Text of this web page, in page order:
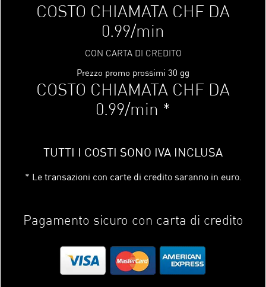
COSTO CHIAMATA CHF DA
0.99/min
CON CARTA DI CREDITO
Prezzo promo prossimi 30 gg
COSTO CHIAMATA CHF DA
0.99/min *
TUTTI I COSTI SONO IVA INCLUSA
* Le transazioni con carte di credito saranno in euro.
Pagamento sicuro con carta di credito